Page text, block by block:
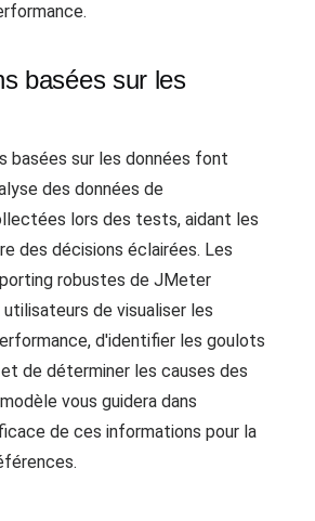
basées sur les
basées sur les données font
des données de
lors des tests, aidant les
des décisions éclairées. Les
robustes de JMeter
de visualiser les
d'identifier les goulots
de déterminer les causes des
vous guidera dans
de ces informations pour la